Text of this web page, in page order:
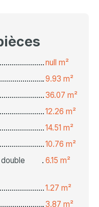
null m²
9.93 m²
36.07 m²
12.26 m²
14.51 m²
10.76 m²
6.15 m²
1.27 m²
3.87 m²